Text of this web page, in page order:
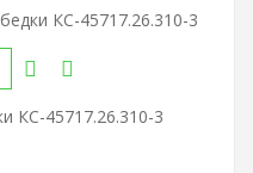
КС-45717.26.310-3